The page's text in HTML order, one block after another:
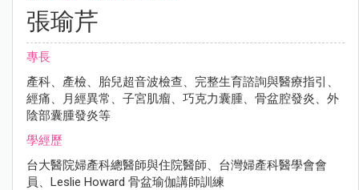
張瑜芹
專長
產科、產檢、胎兒超音波檢查、完整生育諮詢與醫療指引、
經痛、月經異常、子宮肌瘤、巧克力囊腫、骨盆腔發炎、外
陰部囊腫發炎等
學經歷
台大醫院婦產科總醫師與住院醫師、台灣婦產科醫學會會
員、Leslie Howard 骨盆瑜伽講師訓練